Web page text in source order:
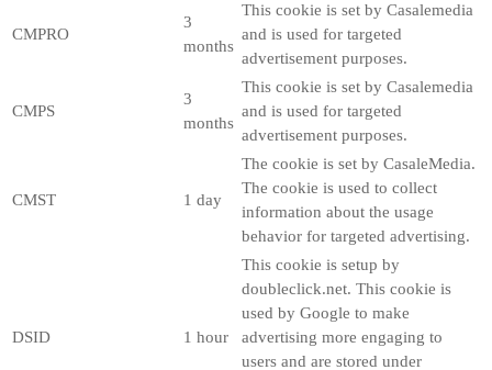
CMPRO
3
months
This cookie is set by Casalemedia
and is used for targeted
advertisement purposes.
CMPS
3
months
This cookie is set by Casalemedia
and is used for targeted
advertisement purposes.
CMST 1 day
The cookie is set by CasaleMedia.
The cookie is used to collect
information about the usage
behavior for targeted advertising.
DSID 1 hour
This cookie is setup by
doubleclick.net. This cookie is
used by Google to make
advertising more engaging to
users and are stored under